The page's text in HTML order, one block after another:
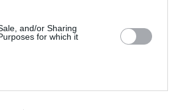
and/or Sharing
for which it
la crisis de Ceuta
sin que
Navega por las
SÍGUENOS